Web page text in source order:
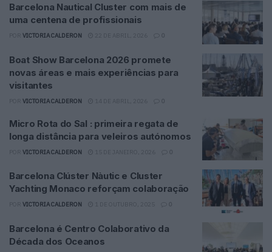
Barcelona Nautical Cluster com mais de
uma centena de profissionais
VICTORIA CALDERON 0
Boat Show Barcelona 2026 promete
novas áreas e mais experiências para
visitantes
VICTORIA CALDERON 0
Micro Rota do Sal : primeira regata de
longa distância para veleiros autónomos
VICTORIA CALDERON 0
Barcelona Clúster Nàutic e Cluster
Yachting Monaco reforçam colaboração
VICTORIA CALDERON 0
Barcelona é Centro Colaborativo da
Década dos Oceanos